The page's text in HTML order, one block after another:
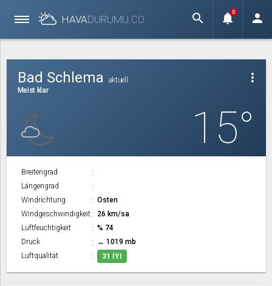
HAVADURUMU.CO search notifications
0 person
more_vert
Bad Schlema
aktuell
Meist klar
15°
Breitengrad
Längengrad
Windrichtung
Osten
Windgeschwindigkeit
26 km/sa
Luftfeuchtigkeit
% 74
Druck
↔ 1019 mb
Luftqualität
31 İYI